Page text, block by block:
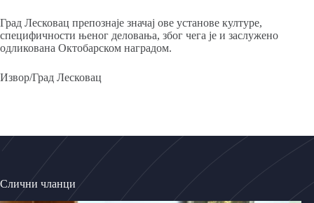
Град Лесковац препознаје значај ове установе културе,
специфичности њеног деловања, због чега је и заслужено
одликована Октобарском наградом.
Извор/Град Лесковац
Слични чланци